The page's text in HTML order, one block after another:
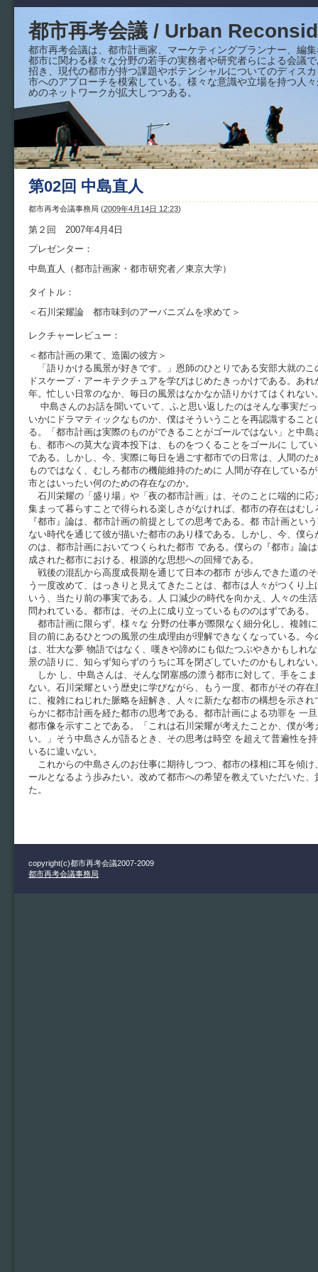
都市再考会議 / Urban
都市再考会議は、都市計画家、マーケティングプランナー、編
都市に関わる様々な分野の若手の実務者や研究者らによる会議
招き、現代の都市が持つ課題やポテンシャルについてのディス
市へのアプローチを模索している。様々な意識や立場を持つ人
めのネットワークが拡大しつつある。
第02回 中島直人
都市再考会議事務局 (2009年4月14日 12:23)
第２回 2007年4月4日
プレゼンター：
中島直人（都市計画家・都市研究者／東京大学）
タイトル：
＜石川栄耀論 都市味到のアーバニズムを求めて＞
レクチャーレビュー：
＜都市計画の果て、造園の彼方＞
「語りかける風景が好きです。」恩師のひとりである安部大就のこ
ドスケープ・アーキテクチュアを学びはじめたきっかけである。あ
年。忙しい日常のなか、毎日の風景はなかなか語りかけてはくれない
中島さんのお話を聞いていて、ふと思い返したのはそんな事実だ
いかにドラマティックなものか、僕はそういうことを再認識すること
る。「都市計画は実際のものができることがゴールではない」と中
も、都市への莫大な資本投下は、ものをつくることをゴールに して
である。しかし、今、実際に毎日を過ごす都市での日常は、人間のた
ものではなく、むしろ都市の機能維持のために 人間が存在している
市とはいったい何のための存在なのか。
石川栄耀の「盛り場」や「夜の都市計画」は、そのことに端的に応
集まって暮らすことで得られる楽しさがなければ、都市の存在はむし
『都市』論は、都市計画の前提としての思考である。都 市計画とい
ない時代を通じて彼が描いた都市のあり様である。しかし、今、僕
のは、都市計画においてつくられた都市 である。僕らの『都市』論
成された都市における、根源的な思想への回帰である。
戦後の混乱から高度成長期を通じて日本の都市 が歩んできた道の
う一度改めて、はっきりと見えてきたことは、都市は人々がつくり
いう、当たり前の事実である。人 口減少の時代を向かえ、人々の生
問われている。都市は、その上に成り立っているもののはずである。
都市計画に限らず、様々な 分野の仕事が際限なく細分化し、複雑
目の前にあるひとつの風景の生成理由が理解できなくなっている。
は、壮大な夢 物語ではなく、嘆きや諦めにも似たつぶやきかもしれ
景の語りに、知らず知らずのうちに耳を閉ざしていたのかもしれない
しか し、中島さんは、そんな閉塞感の漂う都市に対して、手をこ
ない。石川栄耀という歴史に学びながら、もう一度、都市がその存
に、複雑にねじれた脈略を紐解き、人々に新たな都市の構想を示さ
らかに都市計画を経た都市の思考である。都市計画による功罪を 一
都市像を示すことである。「これは石川栄耀が考えたことか、僕が考
い。」そう中島さんが語るとき、その思考は時空 を超えて普遍性を
いるに違いない。
これからの中島さんのお仕事に期待しつつ、都市の様相に耳を傾け
ールとなるよう歩みたい。改めて都市への希望を教えていただいた、
た。
copyright(c)都市再考会議2007-2009
都市再考会議事務局